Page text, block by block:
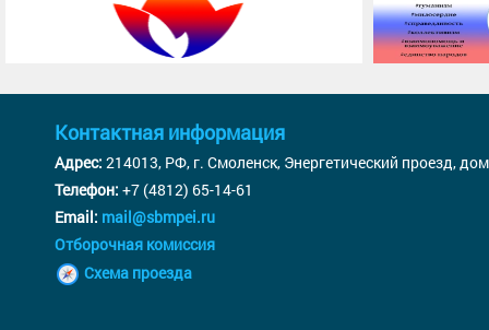
Контактная информация
Адрес: 214013, РФ, г. Смоленск, Энергетический проезд,
Телефон: +7 (4812) 65-14-61
Email: mail@sbmpei.ru
Отборочная комиссия
Схема проезда